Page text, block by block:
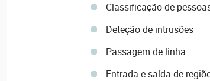
Classificação de
Deteção de intrusões
Passagem de linha
Entrada e saída de